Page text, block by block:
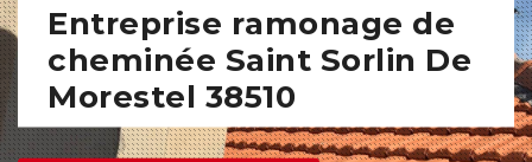
Entreprise ramonage de
cheminée Saint Sorlin De
Morestel 38510